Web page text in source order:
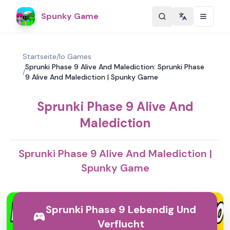
Spunky Game Change
Startseite/Io Games
/
Sprunki Phase 9 Alive And Malediction: Sprunki Phase
9 Alive And Malediction | Spunky Game
Sprunki Phase 9 Alive And
Malediction
Sprunki Phase 9 Alive And Malediction |
Spunky Game
Sprunki Phase 9 Lebendig Und
Verflucht